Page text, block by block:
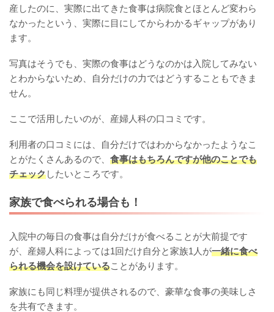
産したのに、実際に出てきた食事は病院食とほとんど変わら
なかったという、実際に目にしてからわかるギャップがあり
ます。
写真はそうでも、実際の食事はどうなのかは入院してみない
とわからないため、自分だけの力ではどうすることもできま
せん。
ここで活用したいのが、産婦人科の口コミです。
利用者の口コミには、自分だけではわからなかったようなこ
とがたくさんあるので、 食事はもちろんですが他のことでも
チェックしたいところです。
家族で食べられる場合も！
入院中の毎日の食事は自分だけが食べることが大前提です
が、産婦人科によっては1回だけ自分と家族1人が一緒に食べ
られる機会を設けていることがあります。
家族にも同じ料理が提供されるので、豪華な食事の美味しさ
を共有できます。